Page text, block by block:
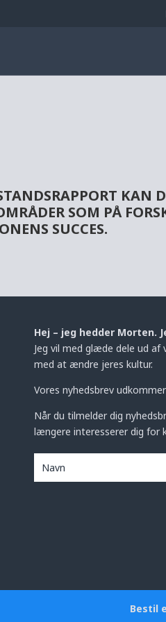
KAN
SOM PÅ
SUCCES.
Hej – jeg hedder Morten.
Jeg vil med glæde dele ud
med at ændre jeres kultur.
Vores nyhedsbrev
Når du tilmelder dig
længere interesserer dig for
Bestil